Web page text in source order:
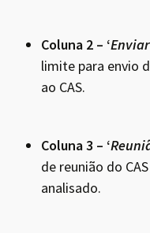
Coluna 2 – ‘
limite para envio
ao CAS.
Coluna 3 – ‘
de reunião do
analisado.